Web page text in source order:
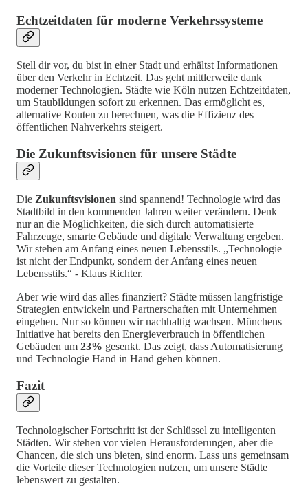
Echtzeitdaten für moderne Verkehrssysteme
Stell dir vor, du bist in einer Stadt und erhältst Informationen
über den Verkehr in Echtzeit. Das geht mittlerweile dank
moderner Technologien. Städte wie Köln nutzen Echtzeitdaten,
um Staubildungen sofort zu erkennen. Das ermöglicht es,
alternative Routen zu berechnen, was die Effizienz des
öffentlichen Nahverkehrs steigert.
Die Zukunftsvisionen für unsere Städte
Die Zukunftsvisionen sind spannend! Technologie wird das
Stadtbild in den kommenden Jahren weiter verändern. Denk
nur an die Möglichkeiten, die sich durch automatisierte
Fahrzeuge, smarte Gebäude und digitale Verwaltung ergeben.
Wir stehen am Anfang eines neuen Lebensstils. „Technologie
ist nicht der Endpunkt, sondern der Anfang eines neuen
Lebensstils.“ - Klaus Richter.
Aber wie wird das alles finanziert? Städte müssen langfristige
Strategien entwickeln und Partnerschaften mit Unternehmen
eingehen. Nur so können wir nachhaltig wachsen. Münchens
Initiative hat bereits den Energieverbrauch in öffentlichen
Gebäuden um 23% gesenkt. Das zeigt, dass Automatisierung
und Technologie Hand in Hand gehen können.
Fazit
Technologischer Fortschritt ist der Schlüssel zu intelligenten
Städten. Wir stehen vor vielen Herausforderungen, aber die
Chancen, die sich uns bieten, sind enorm. Lass uns gemeinsam
die Vorteile dieser Technologien nutzen, um unsere Städte
lebenswert zu gestalten.